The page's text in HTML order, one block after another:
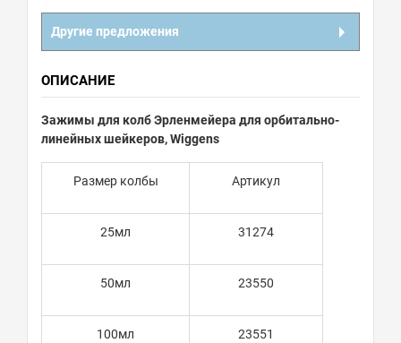
Другие предложения
ОПИСАНИЕ
Зажимы для колб Эрленмейера для орбитально-
линейных шейкеров, Wiggens
Размер колбы Артикул
25мл 31274
50мл 23550
100мл 23551